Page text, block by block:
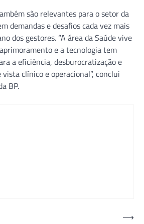
são relevantes para o setor da
demandas e desafios cada vez mais
dos gestores. “A área da Saúde vive
e a tecnologia tem
a eficiência, desburocratização e
clínico e operacional”, conclui
BP.
⟶